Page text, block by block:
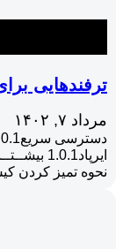
ترفندهایی
مرداد ۷, ۱۴۰۲
نحوه تمیز کردن کیس ایرپاد2.2